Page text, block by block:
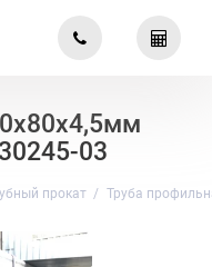
03
прокат Труба